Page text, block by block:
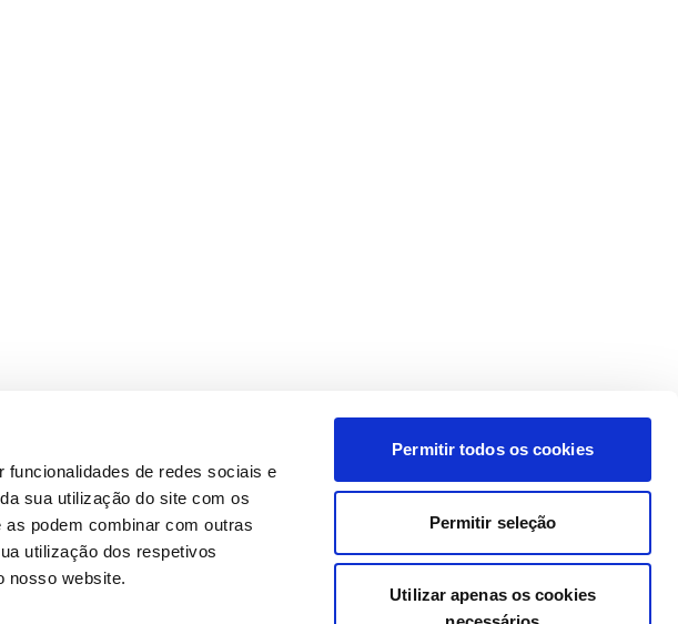
de redes sociais e
sua utilização do site com os
podem combinar com outras
utilização dos respetivos
nosso website.
Permitir todos os cookies
Permitir seleção
Utilizar apenas os cookies